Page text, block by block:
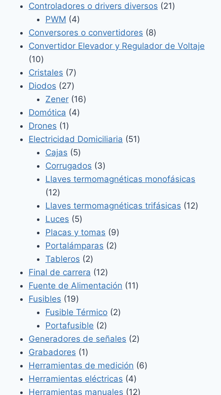
productos
Controladores o drivers diversos 2121
PWM 44
productos
Conversores o convertidores 88
productos
Convertidor Elevador y Regulador de Voltaje
1010
productos
Cristales 77
productos
Diodos 2727
productos
Zener 1616
Domótica 44
Drones 11
producto
Electricidad Domiciliaria 5151
Cajas 55
productos
Corrugados 33
productos
Llaves termomagnéticas monofásicas
1212
productos
Llaves termomagnéticas trifásicas 1212
Luces 55
productos
Placas y tomas 99
productos
Portalámparas 22
Tableros 22
productos
Final de carrera 1212
productos
Fuente de Alimentación 1111
Fusibles 1919
productos
Fusible Térmico 22
Portafusible 22
productos
Generadores de señales 22
Grabadores 11
producto
Herramientas de medición 66
Herramientas eléctricas 44
productos
Herramientas manuales 1212